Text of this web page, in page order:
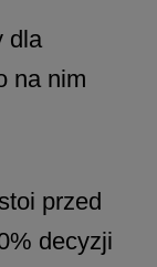
dla
na nim
przed
decyzji